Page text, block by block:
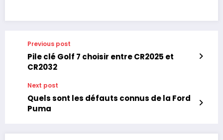
Previous post
Pile clé Golf 7 choisir entre CR2025 et
CR2032
Next post
Quels sont les défauts connus de la Ford
Puma